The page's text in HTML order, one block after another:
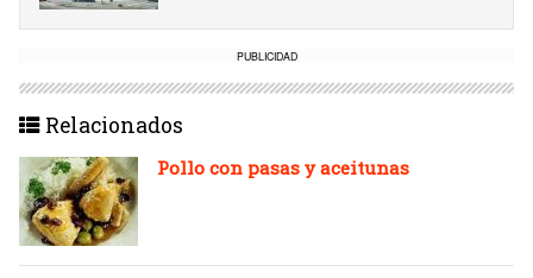
PUBLICIDAD
Relacionados
Pollo con pasas y aceitunas